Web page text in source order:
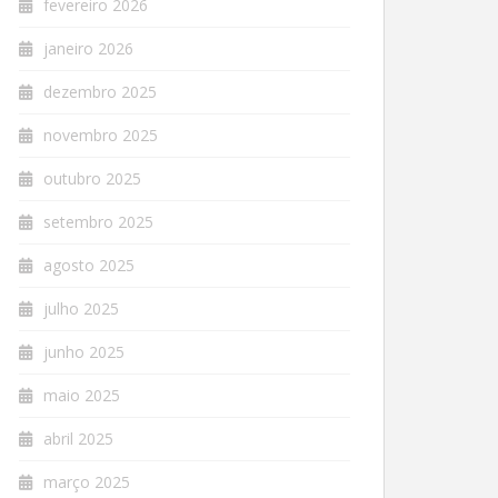
fevereiro 2026
janeiro 2026
dezembro 2025
novembro 2025
outubro 2025
setembro 2025
agosto 2025
julho 2025
junho 2025
maio 2025
abril 2025
março 2025